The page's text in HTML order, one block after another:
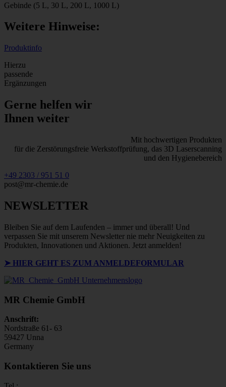
Gebinde (5 L, 30 L, 200 L, 1000 L)
Weitere Hinweise:
Produktinfo
Hierzu
passende
Ergänzungen
Gerne helfen wir
Ihnen weiter
Mit hochwertigen Produkten
für die Zerstörungsfreie Werkstoffprüfung, das 3D Laserscanning
und den Hygienebereich
+49 2303 / 951 51 0
post@mr-chemie.de
NEWSLETTER
Bleiben Sie auf dem Laufenden – immer und überall! Und
verpassen Sie mit unserem Newsletter nie mehr Neuigkeiten zu
Produkten, Innovationen und Aktionen. Jetzt anmelden!
➤ HIER GEHT ES ZUM ANMELDEFORMULAR
MR Chemie GmbH
Anschrift:
Nordstraße 61- 63
59427 Unna
Germany
Kontaktieren Sie uns